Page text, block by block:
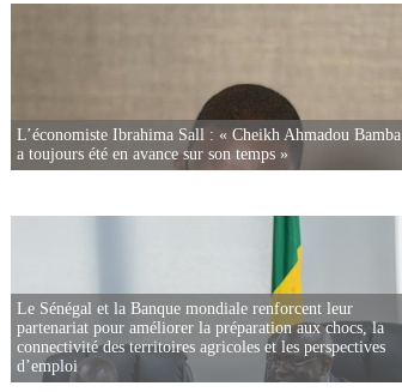
L’économiste Ibrahima Sall : « Cheikh Ahmadou Bamba
a toujours été en avance sur son temps »
Le Sénégal et la Banque mondiale renforcent leur
partenariat pour améliorer la préparation aux chocs, la
connectivité des territoires agricoles et les perspectives
d’emploi